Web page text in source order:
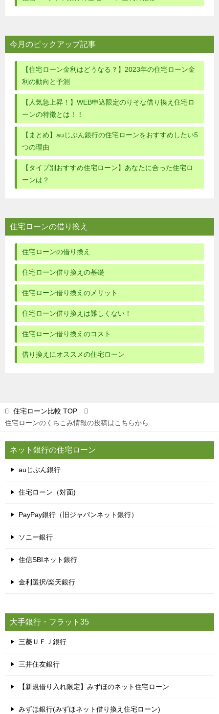
今月のピックアップ記事
【住宅ローン金利はどうなる？】2023年の住宅ローン金
利の動向と予測
【人気急上昇！】WEB申込限定のりそな借り換え住宅ロ
ーンの特徴とは！！
【まとめ】auじぶん銀行の住宅ローンをおすすめしたい5
つの理由
【タイプ別おすすめ住宅ローン】あなたに合った住宅ロ
ーンは？
住宅ローンの借り換え
住宅ローンの借り換え
住宅ローン借り換えの基礎
住宅ローン借り換えのメリット
住宅ローン借り換えは難しくない！
住宅ローン借り換えのコスト
借り換えにオススメの住宅ローン
住宅ローン比較 TOP
住宅ローンのくちこみ情報の投稿はこちらから
ネット銀行の住宅ローン
auじぶん銀行
住宅ローン（対面)
PayPay銀行（旧ジャパンネット銀行）
ソニー銀行
住信SBIネット銀行
金利選択/楽天銀行
大手銀行・フラット35
三菱ＵＦＪ銀行
三井住友銀行
【新規借り入れ限定】みずほのネット住宅ローン
みずほ銀行(みずほネット借り換え住宅ローン)